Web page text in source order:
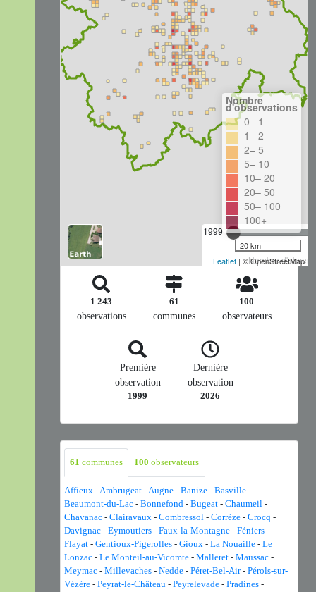
1999
Nombre
Nombre
d'observations
0– 1
1– 2
2– 5
5– 10
10– 20
20– 50
50– 100
100+
20 km
Leaflet | © OpenStreetMap
1 243
observations
61
communes
100
observateurs
Première
observation
1999
Dernière
observation
2026
61 communes 100 observateurs
Affieux -Ambrugeat -Augne - Banize - Basville -
Beaumont-du-Lac - Bonnefond - Bugeat - Chaumeil -
Chavanac - Clairavaux - Combressol - Corrèze - Crocq -
Davignac - Eymoutiers - Faux-la-Montagne - Féniers -
Flayat - Gentioux-Pigerolles - Gioux - La Nouaille - Le
Lonzac - Le Monteil-au-Vicomte - Malleret - Maussac -
Meymac - Millevaches - Nedde - Péret-Bel-Air- Pérols-sur-
Vézère - Peyrat-le-Château - Peyrelevade - Pradines -